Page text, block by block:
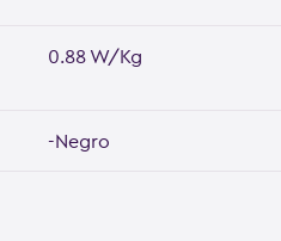
0.88 W/Kg
-Negro